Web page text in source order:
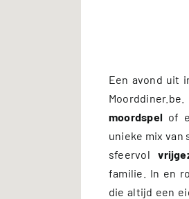
Een avond uit
moordspel of
unieke mix van
sfeervol
familie. In en
die altijd een